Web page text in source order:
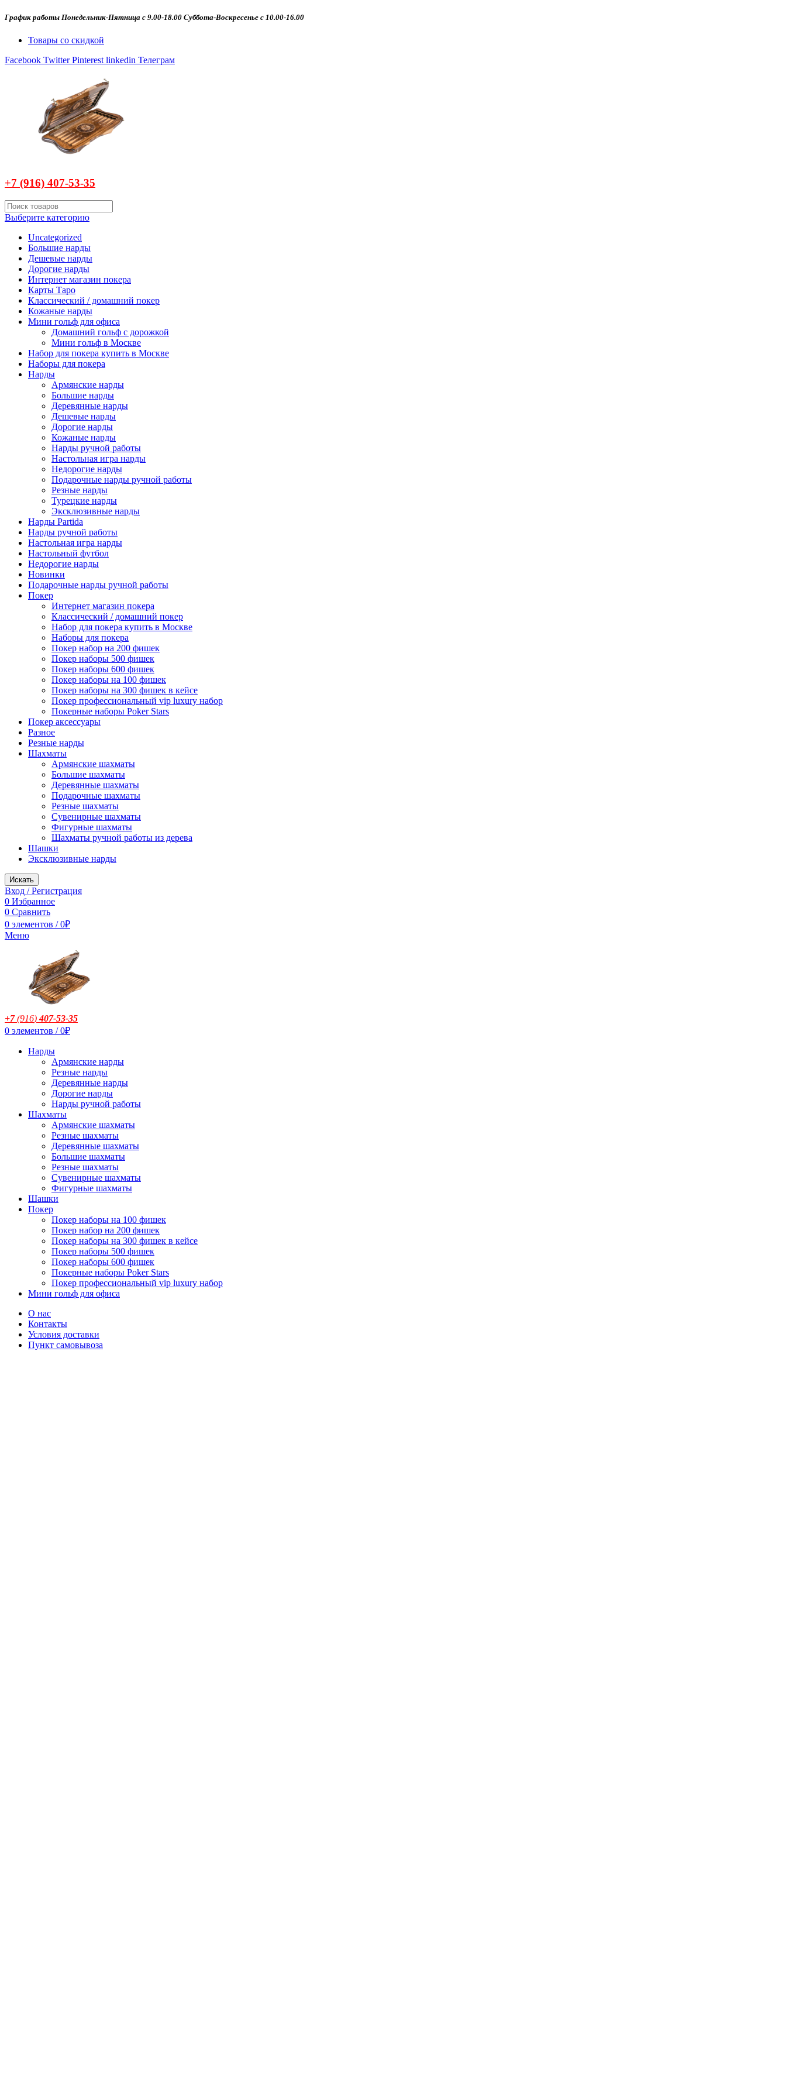
График работы Понедельник-Пятница с 9.00-18.00 Суббота-Воскресенье с 10.00-16.00
Товары со скидкой
Facebook Twitter Pinterest linkedin Телеграм
+7 (916) 407-53-35
Выберите категорию
Uncategorized
Большие нарды
Дешевые нарды
Дорогие нарды
Интернет магазин покера
Карты Таро
Классический / домашний покер
Кожаные нарды
Мини гольф для офиса
Домашний гольф с дорожкой
Мини гольф в Москве
Набор для покера купить в Москве
Наборы для покера
Нарды
Армянские нарды
Большие нарды
Деревянные нарды
Дешевые нарды
Дорогие нарды
Кожаные нарды
Нарды ручной работы
Настольная игра нарды
Недорогие нарды
Подарочные нарды ручной работы
Резные нарды
Турецкие нарды
Эксклюзивные нарды
Нарды Partida
Нарды ручной работы
Настольная игра нарды
Настольный футбол
Недорогие нарды
Новинки
Подарочные нарды ручной работы
Покер
Интернет магазин покера
Классический / домашний покер
Набор для покера купить в Москве
Наборы для покера
Покер набор на 200 фишек
Покер наборы 500 фишек
Покер наборы 600 фишек
Покер наборы на 100 фишек
Покер наборы на 300 фишек в кейсе
Покер профессиональный vip luxury набор
Покерные наборы Poker Stars
Покер аксессуары
Разное
Резные нарды
Шахматы
Армянские шахматы
Большие шахматы
Деревянные шахматы
Подарочные шахматы
Резные шахматы
Сувенирные шахматы
Фигурные шахматы
Шахматы ручной работы из дерева
Шашки
Эксклюзивные нарды
Искать
Вход / Регистрация
0 Избранное
0 Сравнить
0 элементов / 0₽
Меню
+7(916)407-53-35
0 элементов / 0₽
Нарды
Армянские нарды
Резные нарды
Деревянные нарды
Дорогие нарды
Нарды ручной работы
Шахматы
Армянские шахматы
Резные шахматы
Деревянные шахматы
Большие шахматы
Резные шахматы
Сувенирные шахматы
Фигурные шахматы
Шашки
Покер
Покер наборы на 100 фишек
Покер набор на 200 фишек
Покер наборы на 300 фишек в кейсе
Покер наборы 500 фишек
Покер наборы 600 фишек
Покерные наборы Poker Stars
Покер профессиональный vip luxury набор
Мини гольф для офиса
О нас
Контакты
Условия доставки
Пункт самовывоза